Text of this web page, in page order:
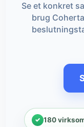
Se et konkret
brug
180